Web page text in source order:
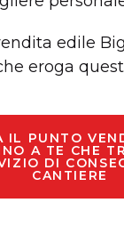
edile
eroga
IL PUNTO
A TE CHE
DI
CANTIERE